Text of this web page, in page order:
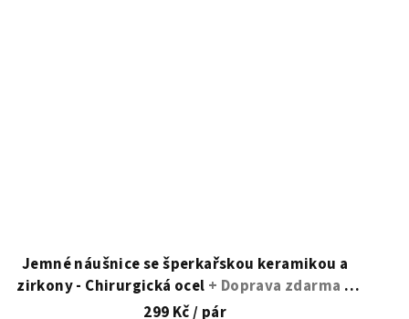
Jemné náušnice se šperkařskou keramikou a
zirkony - Chirurgická ocel + Doprava zdarma +
Dárkové balení zdarma
299 Kč/ pár